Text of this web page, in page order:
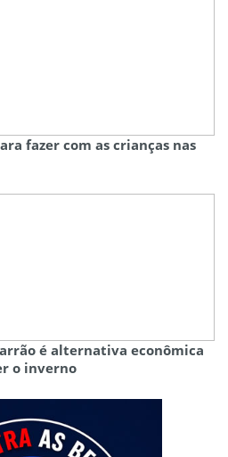
fazer com as crianças nas
é alternativa econômica
o inverno